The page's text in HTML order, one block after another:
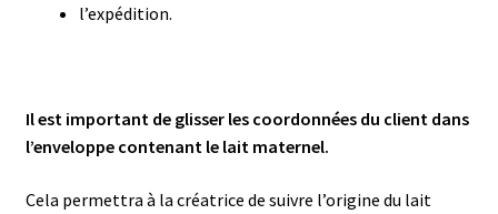
l’expédition.
Il est important de glisser les coordonnées du client dans
l’enveloppe contenant le lait maternel.
Cela permettra à la créatrice de suivre l’origine du lait